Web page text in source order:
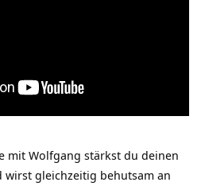
mit Wolfgang stärkst du deinen
wirst gleichzeitig behutsam an